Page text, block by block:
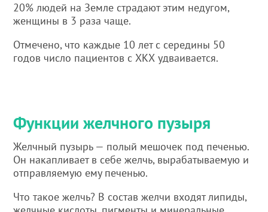
20% людей на Земле страдают этим недугом,
женщины в 3 раза чаще.
Отмечено, что каждые 10 лет с середины 50
годов число пациентов с ХКХ удваивается.
Функции желчного пузыря
Желчный пузырь — полый мешочек под печенью.
Он накапливает в себе желчь, вырабатываемую и
отправляемую ему печенью.
Что такое желчь? В состав желчи входят липиды,